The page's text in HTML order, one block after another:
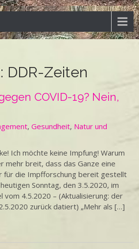
DDR-Zeiten
COVID-19? Nein,
,Gesundheit, Natur und
Ich möchte keine Impfung! Warum
mehr breit, dass das Ganze eine
für die Impfforschung bereit gestellt
Sonntag, den 3.5.2020, im
4.5.2020 – (Aktualisierung: der
zurück datiert) „Mehr als […]